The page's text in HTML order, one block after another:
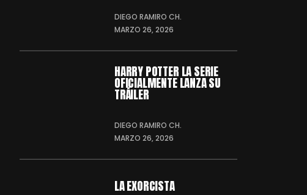
DIEGO RAMIRO CH.
MARZO 26, 2026
HARRY POTTER LA SERIE
OFICIALMENTE LANZA SU
TRÁILER
DIEGO RAMIRO CH.
MARZO 26, 2026
LA EXORCISTA